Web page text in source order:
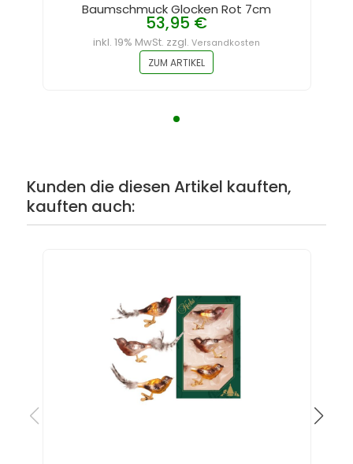
Baumschmuck Glocken Rot 7cm
53,95 €
inkl. 19% MwSt. zzgl.Versandkosten
ZUM ARTIKEL
Kunden die diesen Artikel kauften,
kauften auch: